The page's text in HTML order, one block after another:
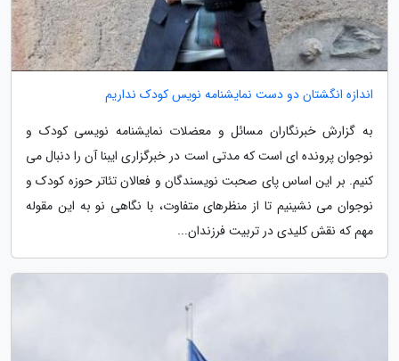
اندازه انگشتان دو دست نمایشنامه نویس کودک نداریم
به گزارش خبرنگاران مسائل و معضلات نمایشنامه نویسی کودک و
نوجوان پرونده ای است که مدتی است در خبرگزاری ایبنا آن را دنبال می
کنیم. بر این اساس پای صحبت نویسندگان و فعالان تئاتر حوزه کودک و
نوجوان می نشینیم تا از منظرهای متفاوت، با نگاهی نو به این مقوله
مهم که نقش کلیدی در تربیت فرزندان...